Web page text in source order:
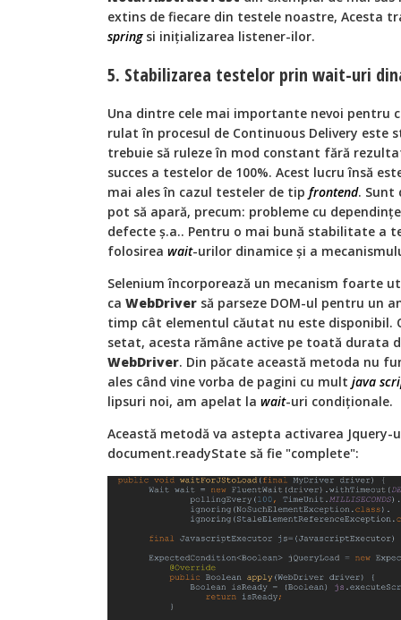
extins de fiecare din testele noastre, Acesta
springsi inițializarea listener-ilor.
5. Stabilizarea testelor prin wait-uri
Una dintre cele mai importante nevoi pentru
rulat în procesul de Continuous Delivery este
trebuie să ruleze în mod constant fără
succes a testelor de 100%. Acest lucru însă
mai ales în cazul testeler de tip frontend. Sunt
pot să apară, precum: probleme cu
defecte ș.a.. Pentru o mai bună stabilitate a
folosirea wait-urilor dinamice și a
Selenium încorporează un mecanism foarte
ca WebDriver să parseze DOM-ul pentru
timp cât elementul căutat nu este disponibil.
setat, acesta rămâne active pe toată durata
WebDriver. Din păcate această metoda nu
ales când vine vorba de pagini cu mult java
lipsuri noi, am apelat la wait-uri condiționale.
Această metodă va astepta activarea Jquery-
document.readyState să fie "complete":